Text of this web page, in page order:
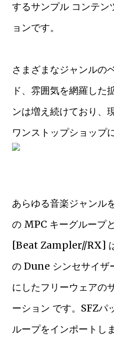
するサンプル コンテン
ョンです。
さまざまなジャンルの
ド、雰囲気を網羅した
ンは増え続けており、
ワンストップショップ
あらゆる音楽ジャンル
の MPC キーグループ
[Beat Zampler//RX]
の Dune シンセサイザ
にしたフリーウェアの
ーション です。SFZパ
ループをインポートしま